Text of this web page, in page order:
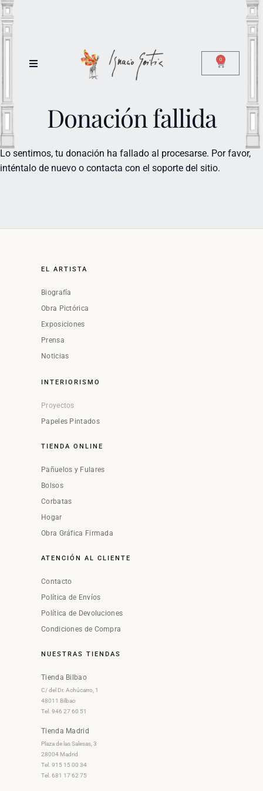
0
Donación fallida
Lo sentimos, tu donación ha fallado al procesarse. Por favor,
inténtalo de nuevo o contacta con el soporte del sitio.
EL ARTISTA
Biografía
Obra Pictórica
Exposiciones
Prensa
Noticias
INTERIORISMO
Proyectos
Papeles Pintados
TIENDA ONLINE
Pañuelos y Fulares
Bolsos
Corbatas
Hogar
Obra Gráfica Firmada
ATENCIÓN AL CLIENTE
Contacto
Política de Envíos
Política de Devoluciones
Condiciones de Compra
NUESTRAS TIENDAS
Tienda Bilbao
C/ del Dr. Achúcarro, 1
48011 Bilbao
Tel. 946 27 60 51
Tienda Madrid
Plaza de las Salesas, 3
28004 Madrid
Tel. 915 15 00 34
Tel. 681 17 62 75